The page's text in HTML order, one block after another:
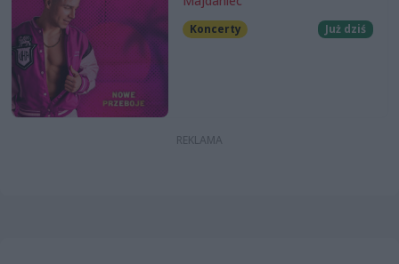
Koncerty Już dziś